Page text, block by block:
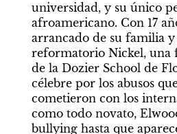
universidad, y su único
afroamericano. Con 17
arrancado de su familia
reformatorio Nickel, una
de la Dozier School de
célebre por los abusos
cometieron con los
como todo novato,
bullying hasta que